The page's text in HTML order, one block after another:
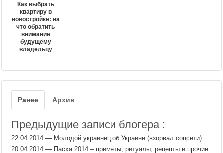
Как выбрать
квартиру в
новостройке: на
что обратить
внимание
будущему
владельцу
Ранее Архив
Предыдущие записи блогера :
22.04.2014 — Молодой украинец об Украине (взорвал соцсети)
20.04.2014 — Пасха 2014 – приметы, ритуалы, рецепты и прочие